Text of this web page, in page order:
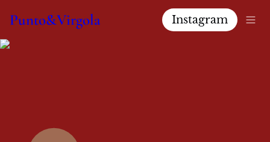
Punto&Virgola Instagram